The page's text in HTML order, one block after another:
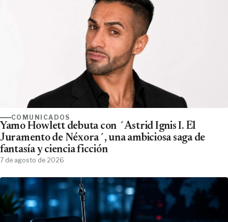
COMUNICADOS
Yamo Howlett debuta con ´Astrid Ignis I. El
Juramento de Néxora´, una ambiciosa saga de
fantasía y ciencia ficción
7 de agosto de 2026